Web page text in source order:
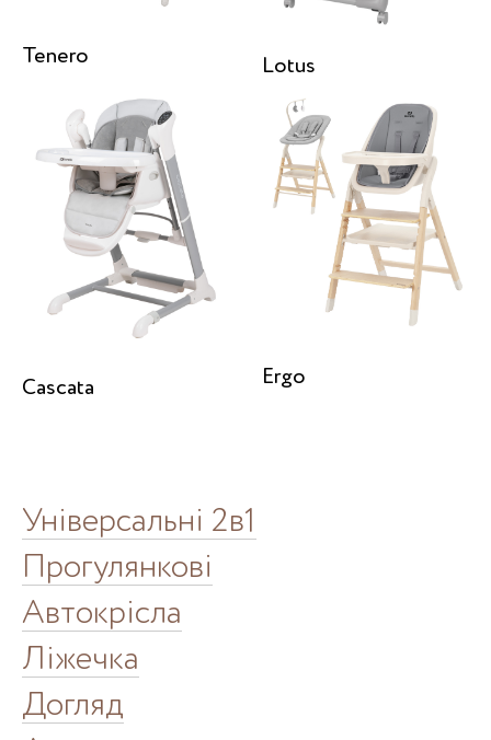
Tenero Lotus
Cascata Ergo
Універсальні 2в1
Прогулянкові
Автокрісла
Ліжечка
Догляд